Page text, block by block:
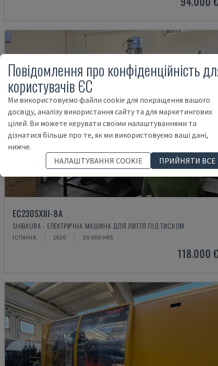
EC230SXIII-8A
SHIBAURA - ЕЛЕКТРИЧНА МАШИНА ДЛЯ ЛИТТЯ ПІД ТИСКОМ
ІСПАНІЯ 2020 20.000 HRS
118.000
Повідомлення про конфіденційність
користувачів ЄС
Ми використовуємо файли cookie для покращення вашого
досвіду, аналізу використання сайту та для маркетингових
цілей. Ви можете керувати своїми налаштуваннями та
дізнатися більше про те, як ми використовуємо ваші дані,
нижче.
НАЛАШТУВАННЯ COOKIE
ПРИЙНЯТИ ВСЕ